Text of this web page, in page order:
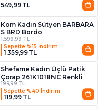
549,99 TL
Kom Kadın Sütyen BARBARA
S BRD Bordo
1.599,99 TL
Sepette %15 İndirim
1.359,99 TL
Shefame Kadın Üçlü Patik
Çorap 261K1018NC Renkli
199,99 TL
Sepette %40 İndirim
119,99 TL